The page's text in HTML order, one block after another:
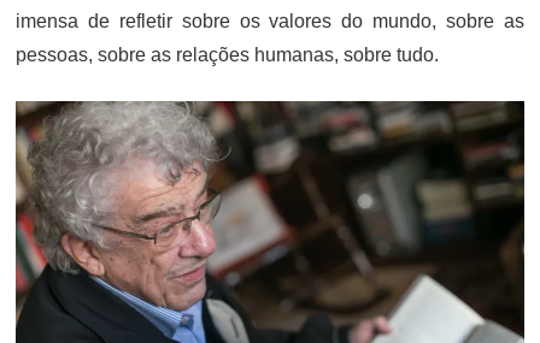
imensa de refletir sobre os valores do mundo, sobre as
pessoas, sobre as relações humanas, sobre tudo.